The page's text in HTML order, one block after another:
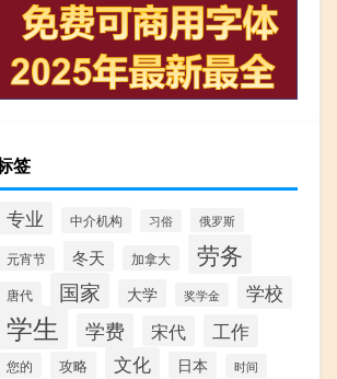
签
专业 中介机构 习俗 俄罗斯
元宵节 冬天 加拿大 劳务
唐代 国家 大学 奖学金 学校
学生 学费 宋代 工作
您的 攻略 文化 日本 时间